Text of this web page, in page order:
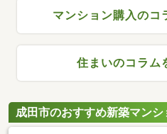
マンション購入のコ
住まいのコラム
成田市のおすすめ新築マンシ